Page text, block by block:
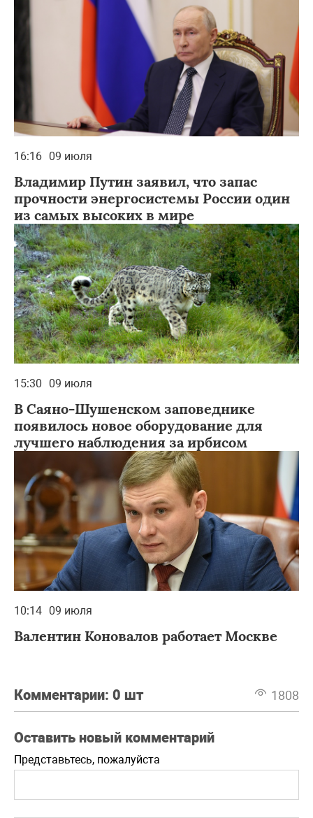
16:16 09 июля
Владимир Путин заявил, что запас
прочности энергосистемы России один
из самых высоких в мире
15:30 09 июля
В Саяно-Шушенском заповеднике
появилось новое оборудование для
лучшего наблюдения за ирбисом
10:14 09 июля
Валентин Коновалов работает Москве
Комментарии: 0 шт 1808
Оставить новый комментарий
Представьтесь, пожалуйста